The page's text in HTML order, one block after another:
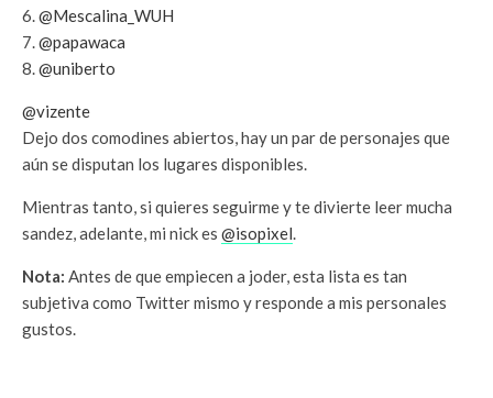
@Mescalina_WUH
@papawaca
@uniberto
@vizente
Dejo dos comodines abiertos, hay un par de personajes que
aún se disputan los lugares disponibles.
Mientras tanto, si quieres seguirme y te divierte leer mucha
sandez, adelante, mi nick es @isopixel.
Nota: Antes de que empiecen a joder, esta lista es tan
subjetiva como Twitter mismo y responde a mis personales
gustos.